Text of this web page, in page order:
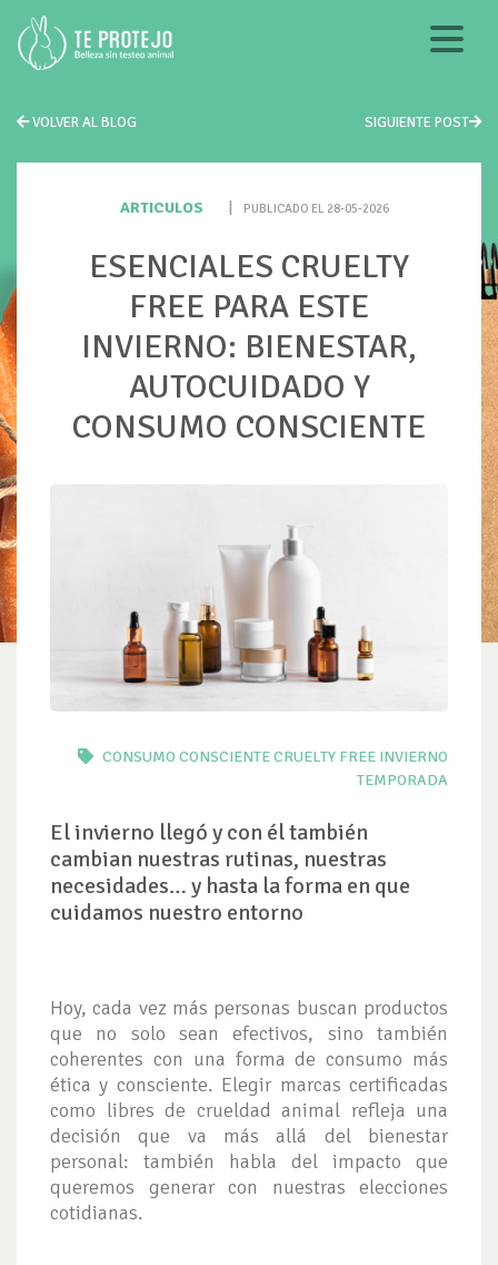
VOLVER AL BLOG SIGUIENTE POST
ARTICULOS PUBLICADO EL 28-05-2026
ESENCIALES CRUELTY
FREE PARA ESTE
INVIERNO: BIENESTAR,
AUTOCUIDADO Y
CONSUMO CONSCIENTE
CONSUMO CONSCIENTECRUELTY FREE INVIERNO
TEMPORADA
El invierno llegó y con él también
cambian nuestras rutinas, nuestras
necesidades… y hasta la forma en que
cuidamos nuestro entorno
Hoy, cada vez más personas buscan productos
que no solo sean efectivos, sino también
coherentes con una forma de consumo más
ética y consciente. Elegir marcas certificadas
como libres de crueldad animal refleja una
decisión que va más allá del bienestar
personal: también habla del impacto que
queremos generar con nuestras elecciones
cotidianas.